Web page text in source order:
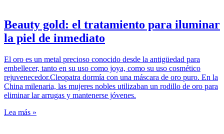
Beauty gold: el tratamiento para iluminar
la piel de inmediato
El oro es un metal precioso conocido desde la antigüedad para
embellecer, tanto en su uso como joya, como su uso cosmético
rejuvenecedor.Cleopatra dormía con una máscara de oro puro. En la
China milenaria, las mujeres nobles utilizaban un rodillo de oro para
eliminar lar arrugas y mantenerse jóvenes.
Lea más »